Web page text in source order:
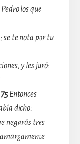
los que
se te nota por tu
y les juró:
75Entonces
dicho:
negarás tres